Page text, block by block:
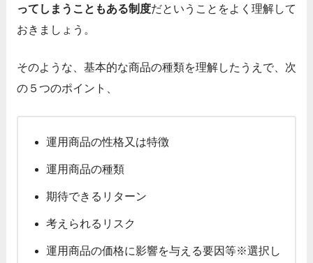
ってしまうこともある制度だということをよく理解して
おきましょう。
そのような、基本的な商品の種類を理解したうえで、次
の５つのポイント、
運用商品の性格又は特徴
運用商品の種類
期待できるリターン
考えられるリスク
運用商品の価格に影響を与える要因等※選択し